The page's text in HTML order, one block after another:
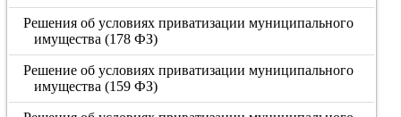
Решения об условиях приватизации муниципального
имущества (178 ФЗ)
Решение об условиях приватизации муниципального
имущества (159 ФЗ)